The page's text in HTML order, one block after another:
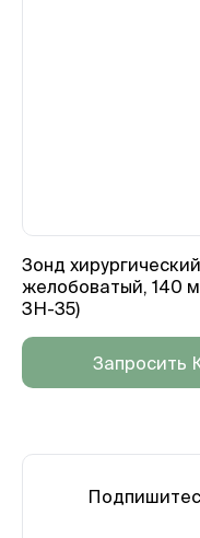
Зонд хирургический
желобоватый, 140
3Н-35)
Запросить